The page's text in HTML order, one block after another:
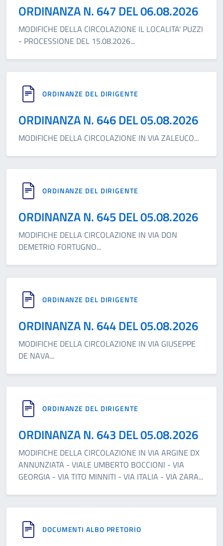
ORDINANZA N. 647 DEL 06.08.2026
MODIFICHE DELLA CIRCOLAZIONE IL LOCALITA' PUZZI
- PROCESSIONE DEL 15.08.2026...
ORDINANZE DEL DIRIGENTE
ORDINANZA N. 646 DEL 05.08.2026
MODIFICHE DELLA CIRCOLAZIONE IN VIA ZALEUCO...
ORDINANZE DEL DIRIGENTE
ORDINANZA N. 645 DEL 05.08.2026
MODIFICHE DELLA CIRCOLAZIONE IN VIA DON
DEMETRIO FORTUGNO...
ORDINANZE DEL DIRIGENTE
ORDINANZA N. 644 DEL 05.08.2026
MODIFICHE DELLA CIRCOLAZIONE IN VIA GIUSEPPE
DE NAVA...
ORDINANZE DEL DIRIGENTE
ORDINANZA N. 643 DEL 05.08.2026
MODIFICHE DELLA CIRCOLAZIONE IN VIA ARGINE DX
ANNUNZIATA - VIALE UMBERTO BOCCIONI - VIA
GEORGIA - VIA TITO MINNITI - VIA ITALIA - VIA ZARA...
DOCUMENTI ALBO PRETORIO